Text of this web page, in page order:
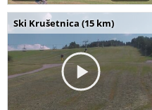
Ski Krušetnica (15 km)